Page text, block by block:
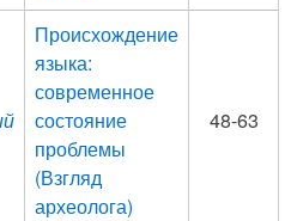
Происхождение
языка:
современное
состояние
проблемы
(Взгляд
археолога)
48-63